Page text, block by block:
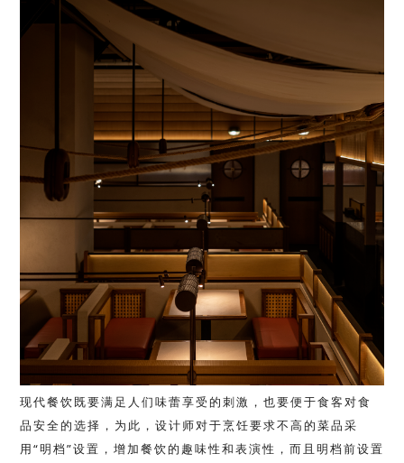
现代餐饮既要满足人们味蕾享受的刺激，也要便于食客对食
品安全的选择，为此，设计师对于烹饪要求不高的菜品采
用“明档”设置，增加餐饮的趣味性和表演性，而且明档前设置